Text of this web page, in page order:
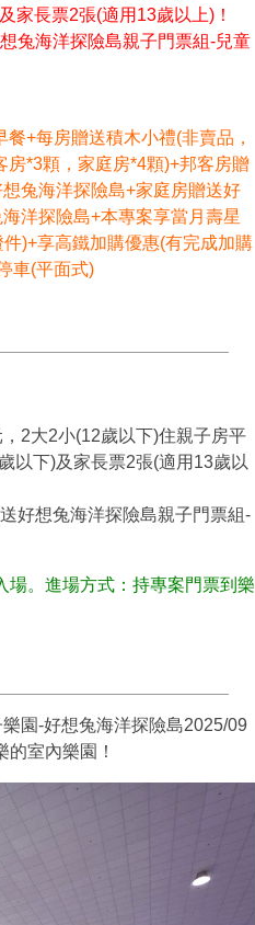
家長票2張(適用13歲以上)！
兔海洋探險島親子門票組-兒童
+每房贈送積木小禮(非賣品，
*3顆，家庭房*4顆)+邦客房贈
兔海洋探險島+家庭房贈送好
洋探險島+本專案享當月壽星
)+享高鐵加購優惠(有完成加購
車(平面式)
2大2小(12歲以下)住親子房平
以下)及家長票2張(適用13歲以
好想兔海洋探險島親子門票組-
場。進場方式：持專案門票到樂
園-好想兔海洋探險島2025/09
室內樂園！